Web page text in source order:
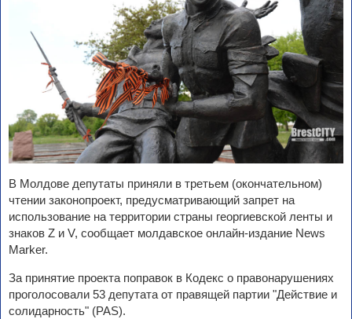
В Молдове депутаты приняли в третьем (окончательном)
чтении законопроект, предусматривающий запрет на
использование на территории страны георгиевской ленты и
знаков Z и V, сообщает молдавское онлайн-издание News
Marker.
За принятие проекта поправок в Кодекс о правонарушениях
проголосовали 53 депутата от правящей партии "Действие и
солидарность" (PAS).